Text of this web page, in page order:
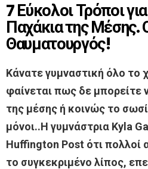
7 Εύκολοι Τρόποι
Παχάκια της Μέσης.
Θαυματουργός!
Κάνατε γυμναστική όλο το
φαίνεται πως δε μπορείτε
της μέσης ή κοινώς το
μόνοι..Η γυμνάστρια Kyla
Huffington Post ότι πολλοί
το συγκεκριμένο λίπος,